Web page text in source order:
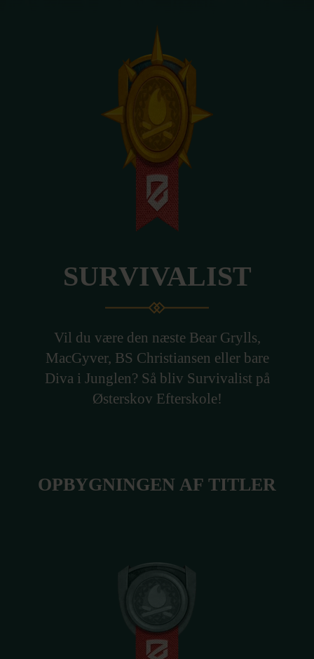
SURVIVALIST
Vil du være den næste Bear Grylls,
MacGyver, BS Christiansen eller bare
Diva i Junglen? Så bliv Survivalist på
Østerskov Efterskole!
OPBYGNINGEN AF TITLER